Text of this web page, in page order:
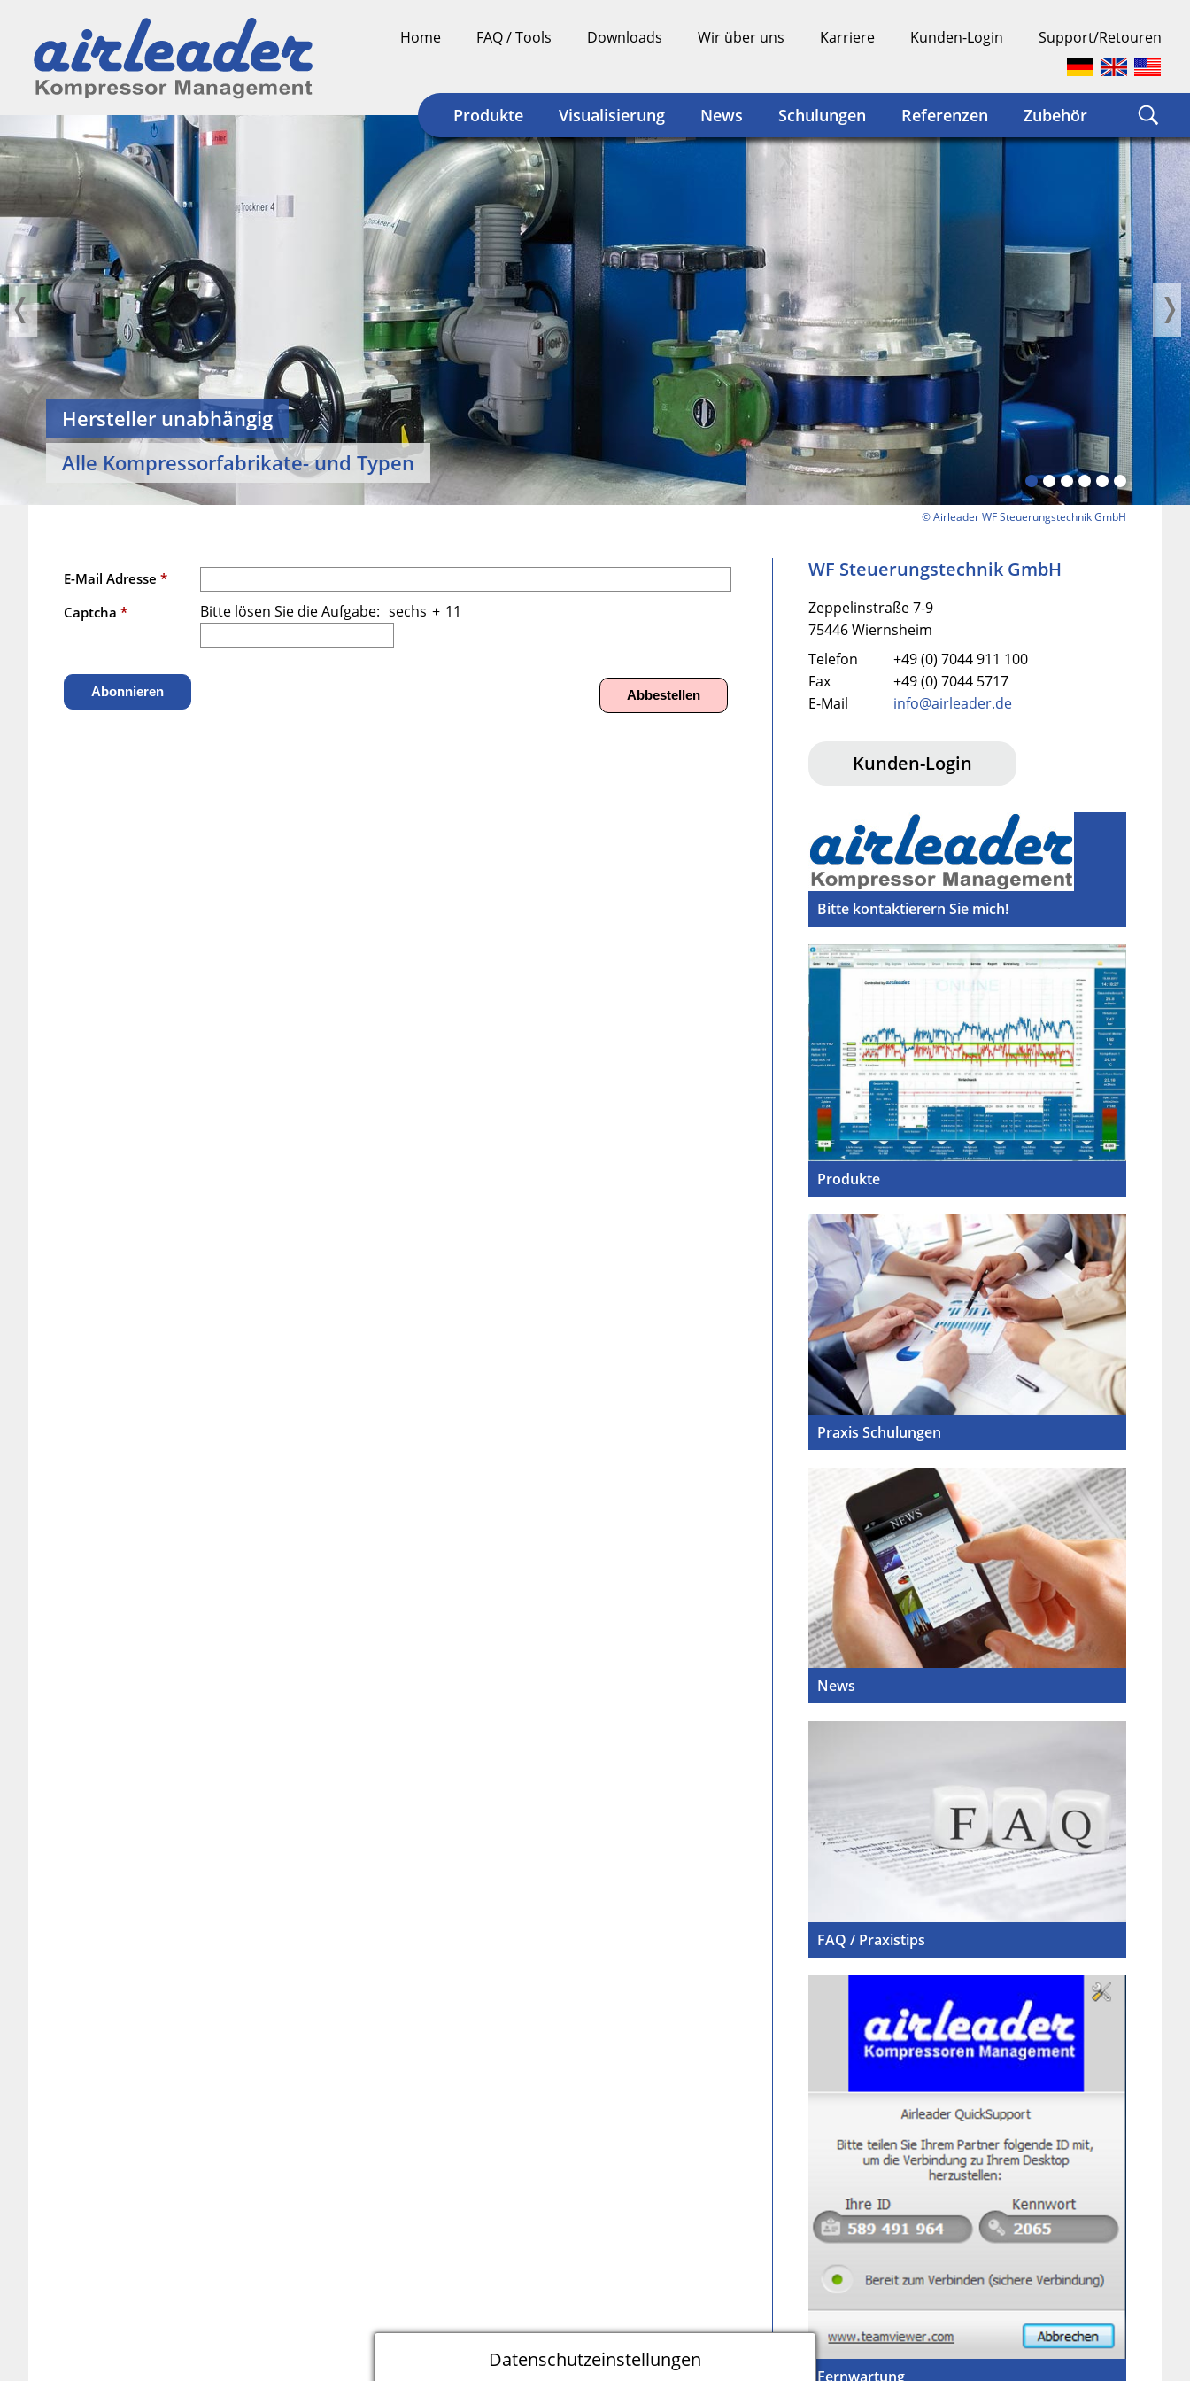
Produkte Visualisierung News Schulungen Referenzen Zubehör
Home FAQ / Tools Downloads Wir über uns Karriere Kunden-Login Support/Retouren
Hersteller unabhängig
Alle Kompressorfabrikate- und Typen
© Airleader WF Steuerungstechnik GmbH
E-Mail Adresse *
Captcha * Bitte lösen Sie die Aufgabe: sechs + 11
Abonnieren Abbestellen
WF Steuerungstechnik GmbH
Zeppelinstraße 7-9
75446 Wiernsheim
Telefon
+49 (0) 7044 911 100
Fax
+49 (0) 7044 5717
E-Mail
info@airleader.de
Kunden-Login
Bitte kontaktierern Sie mich!
Produkte
Praxis Schulungen
News
FAQ / Praxistips
Fernwartung
Datenschutzeinstellungen